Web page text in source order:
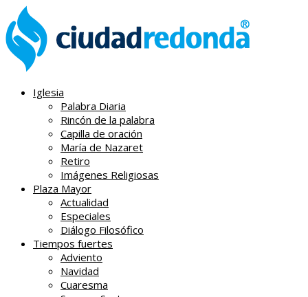
Iglesia
Palabra Diaria
Rincón de la palabra
Capilla de oración
María de Nazaret
Retiro
Imágenes Religiosas
Plaza Mayor
Actualidad
Especiales
Diálogo Filosófico
Tiempos fuertes
Adviento
Navidad
Cuaresma